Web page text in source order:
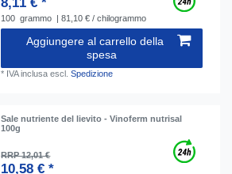
8,11 € *
100 grammo | 81,10 € / chilogrammo
Aggiungere al carrello della
spesa
* IVA inclusa escl.Spedizione
Sale nutriente del lievito - Vinoferm nutrisal
100g
RRP 12,01 €
10,58 € *